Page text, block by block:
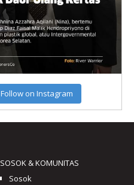
Follow on Instagram
SOSOK & KOMUNITAS
Sosok